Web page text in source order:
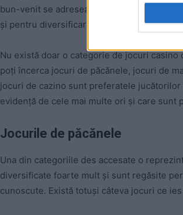
bun-venit se adresează și acestei
și pentru diversificare.
Nu există doar o categorie de jocuri
poți încerca jocuri de păcănele, jocuri de
jocuri de cazino sunt preferatele jucătorilor
evidență de cele mai multe ori și care
Jocurile de păcănele
Una din categoriile des accesate o
diversificate foarte mult și sunt regăsite
cunoscute. Există totuși câteva jocuri ce